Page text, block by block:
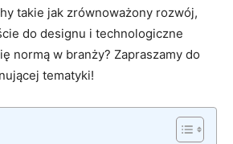
takie jak⁢ zrównoważony rozwój,
do designu i technologiczne
normą w branży? Zapraszamy do
tematyki!